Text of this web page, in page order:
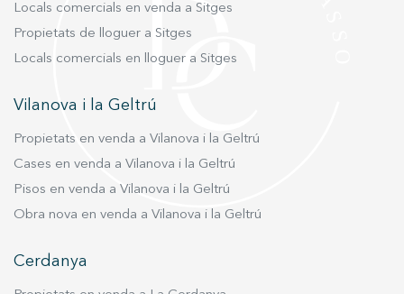
Locals comercials en venda a Sitges
Propietats de lloguer a Sitges
Locals comercials en lloguer a Sitges
Vilanova i la Geltrú
Propietats en venda a Vilanova i la Geltrú
Cases en venda a Vilanova i la Geltrú
Pisos en venda a Vilanova i la Geltrú
Obra nova en venda a Vilanova i la Geltrú
Cerdanya